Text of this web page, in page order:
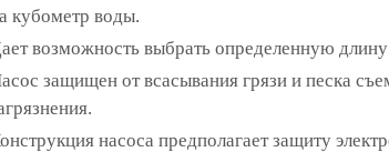
кубометр воды.
возможность выбрать определенную
защищен от всасывания грязи и песка
насоса предполагает защиту